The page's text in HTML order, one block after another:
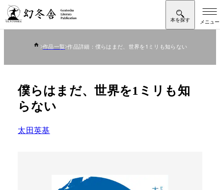
作品一覧 作品詳細：僕らはまだ、世界を1ミリも知らない
僕らはまだ、世界を1ミリも知
らない
太田英基